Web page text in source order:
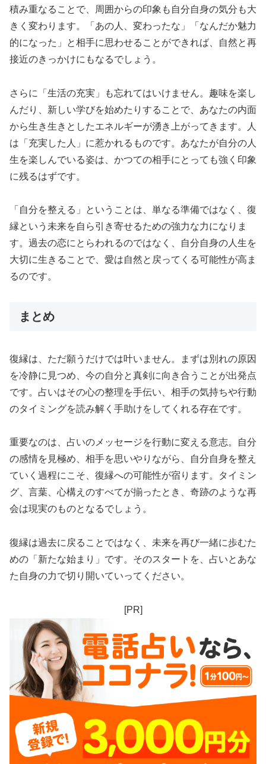
積み重なることで、周囲からの印象も自分自身の気分も大
きく変わります。「あの人、変わったな」「なんだか魅力
的になった」と相手に思わせることができれば、自然と再
接近のきっかけにもなるでしょう。
さらに「生活の充実」も忘れてはいけません。趣味を楽し
んだり、新しい学びを始めたりすることで、あなたの内面
から生き生きとしたエネルギーが湧き上がってきます。人
は「充実した人」に惹かれるものです。あなたが自分の人
生を楽しんでいる姿は、かつての相手にとっても強く印象
に残るはずです。
「自分を整える」ということは、単なる準備ではなく、復
縁という未来を自ら引き寄せるための強力な力になりま
す。過去の恋にとらわれるのではなく、自分自身の人生を
大切に生きることで、愛は自然と戻ってくる可能性が高ま
るのです。
まとめ
復縁は、ただ願うだけでは叶いません。まずは別れの原因
を冷静に見つめ、今の自分と真剣に向き合うことが出発点
です。占いはその心の整理を手伝い、相手の気持ちや行動
のタイミングを読み解く手助けをしてくれる存在です。
重要なのは、占いのメッセージを行動に変える意志。自分
の感情を見極め、相手を思いやりながら、自分自身を整え
ていく過程にこそ、復縁への可能性が宿ります。タイミン
グ、言葉、心構えのすべてが揃ったとき、奇跡のような再
会は現実のものとなるでしょう。
復縁は過去に戻ることではなく、未来を再び一緒に歩むた
めの「新たな始まり」です。そのスタートを、占いとあな
た自身の力で切り開いていってください。
[PR]